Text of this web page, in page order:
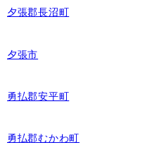
夕張郡長沼町
夕張市
勇払郡安平町
勇払郡むかわ町